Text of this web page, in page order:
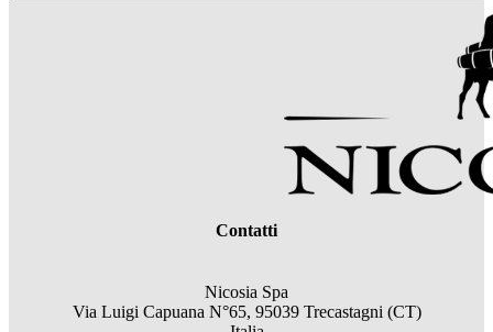
Contatti
Nicosia Spa
Via Luigi Capuana N°65, 95039 Trecastagni (CT)